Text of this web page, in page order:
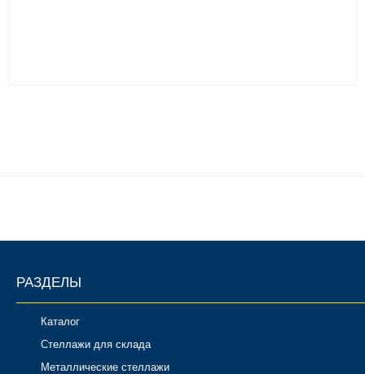
РАЗДЕЛЫ
Каталог
Стеллажи для склада
Металлические стеллажи